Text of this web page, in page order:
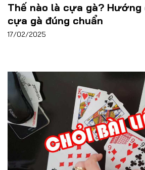
Thế nào là cựa gà? Hướng
cựa gà đúng chuẩn
17/02/2025